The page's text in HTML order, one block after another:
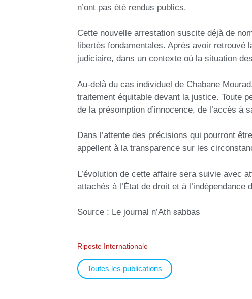
n’ont pas été rendus publics.
Cette nouvelle arrestation suscite déjà de
libertés fondamentales. Après avoir retrouvé
judiciaire, dans un contexte où la situation
Au-delà du cas individuel de Chabane
traitement équitable devant la justice. Toute
de la présomption d’innocence, de l’accès à
Dans l’attente des précisions qui pourront
appellent à la transparence sur les
L’évolution de cette affaire sera suivie avec
attachés à l’État de droit et à l’indépendance
Source : Le journal n’Ath ɛabbas
Riposte Internationale
Toutes les publications